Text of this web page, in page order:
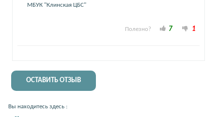
МБУК "Клинская ЦБС"
Полезно? 7 1
ОСТАВИТЬ ОТЗЫВ
Вы находитесь здесь :